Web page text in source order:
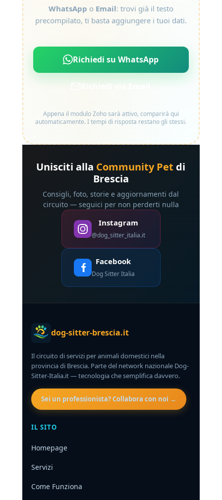
WhatsApp o Email: trovi già il testo
precompilato, ti basta aggiungere i tuoi dati.
Richiedi su WhatsApp
Appena il modulo Zoho sarà attivo, comparirà qui
automaticamente. I tempi di risposta restano gli stessi.
Unisciti alla Community Pet di
Brescia
Consigli, foto, storie e aggiornamenti dal
circuito — seguici per non perderti nulla
Instagram
@dog_sitter_italia.it
Facebook
Dog Sitter Italia
dog-sitter-brescia.it
Il circuito di servizi per animali domestici nella
provincia di Brescia. Parte del network nazionale Dog-
Sitter-Italia.it — tecnologia che semplifica davvero.
Sei un professionista? Collabora con noi →
IL SITO
Homepage
Servizi
Come Funziona